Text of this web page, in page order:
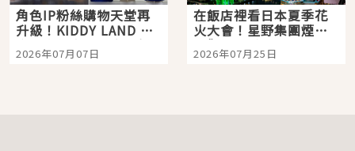
角色IP粉絲購物天堂再
升級！KIDDY LAND 原
宿店吉伊卡哇迎客，新
開幕 OMOKADO 店3分
2026年07月07日
在飯店裡看日本夏季花
火大會！星野集團煙火
景觀飯店6選，讓你不用
人擠人悠閒欣賞
2026年07月25日